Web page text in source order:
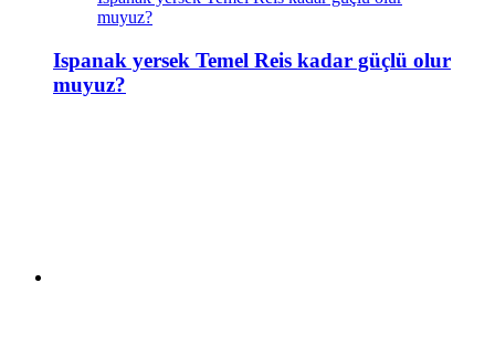
muyuz?
Ispanak yersek Temel Reis kadar güçlü olur
muyuz?